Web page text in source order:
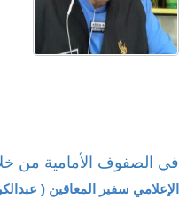
في الصفوف الأمامية من
الإعلامي سفير المعاقين (